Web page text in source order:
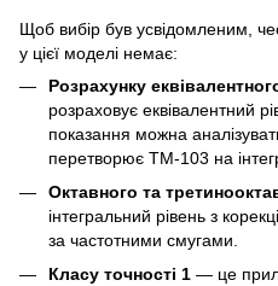
Щоб вибір був усвідомленим,
у цієї моделі немає:
Розрахунку
розраховує еквівалентний
показання можна
перетворює TM-103 на
Октавного та
інтегральний рівень з
за частотними смугами.
Класу точності 1 — це